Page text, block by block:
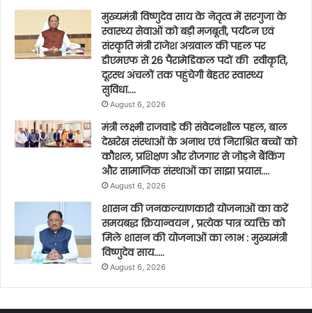
मुख्यमंत्री विष्णुदेव साय के नेतृत्व में सरगुजा के
स्वास्थ्य सेवाओं को बड़ी मजबूती, पर्यटन एवं
संस्कृति मंत्री राजेश अग्रवाल की पहल पर
डीएमएफ से 26 पैरामेडिकल पदों की स्वीकृति,
दूरस्थ अंचलों तक पहुंचेगी बेहतर स्वास्थ्य
सुविधा….
August 6, 2026
मंत्री लक्ष्मी राजवाड़े की संवेदनशील पहल, बाल
देखरेख संस्थाओं के अनाथ एवं निराश्रित बच्चों को
कौशल, प्रशिक्षण और रोजगार से जोड़ने बैंकिंग
और सामाजिक संस्थाओं का साझा प्रयास….
August 6, 2026
शासन की जनकल्याणकारी योजनाओं का करें
समयबद्ध क्रियान्वयन , प्रत्येक पात्र व्यक्ति को
मिले शासन की योजनाओं का लाभ : मुख्यमंत्री
विष्णुदेव साय…..
August 6, 2026